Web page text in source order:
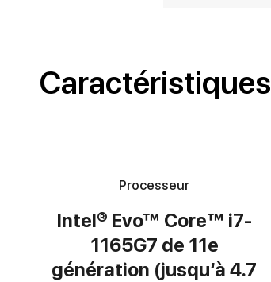
Caractéristiques
Processeur
Intel® Evo™ Core™ i7-
1165G7 de 11e
génération (jusqu‘à 4.7